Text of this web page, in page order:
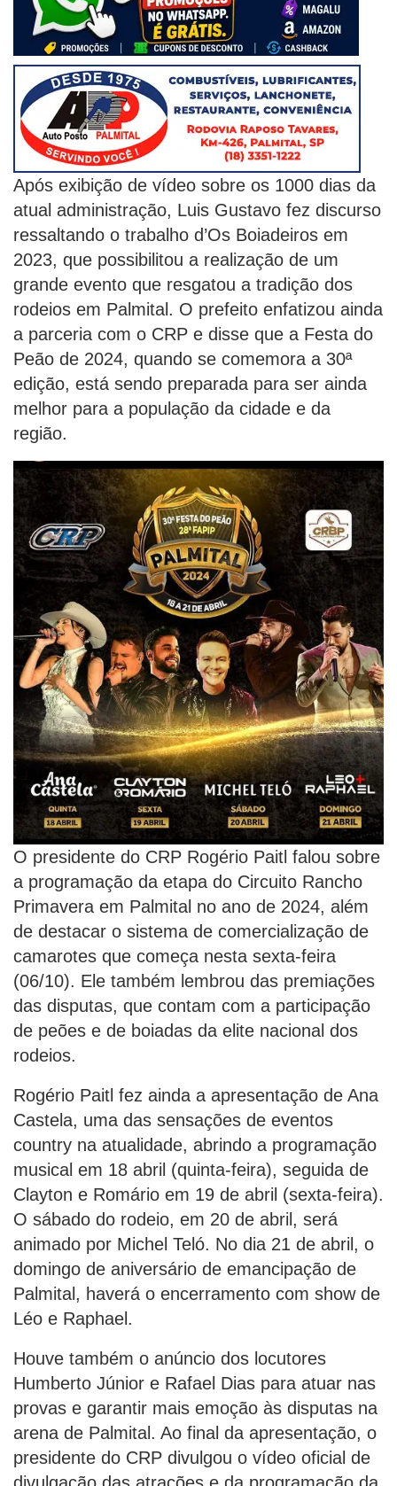
Após exibição de vídeo sobre os 1000 dias da
atual administração, Luis Gustavo fez discurso
ressaltando o trabalho d’Os Boiadeiros em
2023, que possibilitou a realização de um
grande evento que resgatou a tradição dos
rodeios em Palmital. O prefeito enfatizou ainda
a parceria com o CRP e disse que a Festa do
Peão de 2024, quando se comemora a 30ª
edição, está sendo preparada para ser ainda
melhor para a população da cidade e da
região.
O presidente do CRP Rogério Paitl falou sobre
a programação da etapa do Circuito Rancho
Primavera em Palmital no ano de 2024, além
de destacar o sistema de comercialização de
camarotes que começa nesta sexta-feira
(06/10). Ele também lembrou das premiações
das disputas, que contam com a participação
de peões e de boiadas da elite nacional dos
rodeios.
Rogério Paitl fez ainda a apresentação de Ana
Castela, uma das sensações de eventos
country na atualidade, abrindo a programação
musical em 18 abril (quinta-feira), seguida de
Clayton e Romário em 19 de abril (sexta-feira).
O sábado do rodeio, em 20 de abril, será
animado por Michel Teló. No dia 21 de abril, o
domingo de aniversário de emancipação de
Palmital, haverá o encerramento com show de
Léo e Raphael.
Houve também o anúncio dos locutores
Humberto Júnior e Rafael Dias para atuar nas
provas e garantir mais emoção às disputas na
arena de Palmital. Ao final da apresentação, o
presidente do CRP divulgou o vídeo oficial de